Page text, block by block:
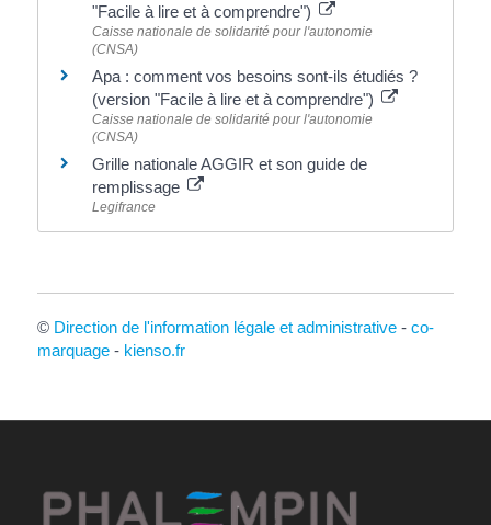
"Facile à lire et à comprendre")
Caisse nationale de solidarité pour l'autonomie
(CNSA)
Apa : comment vos besoins sont-ils étudiés ?
(version "Facile à lire et à comprendre")
Caisse nationale de solidarité pour l'autonomie
(CNSA)
Grille nationale AGGIR et son guide de
remplissage
Legifrance
© Direction de l'information légale et administrative- co-
marquage- kienso.fr